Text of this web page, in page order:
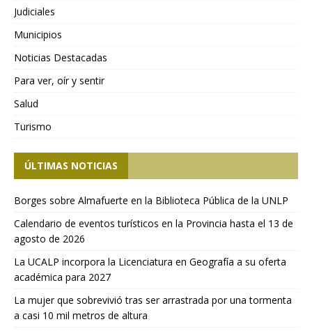
Judiciales
Municipios
Noticias Destacadas
Para ver, oír y sentir
Salud
Turismo
ÚLTIMAS NOTICIAS
Borges sobre Almafuerte en la Biblioteca Pública de la UNLP
Calendario de eventos turísticos en la Provincia hasta el 13 de
agosto de 2026
La UCALP incorpora la Licenciatura en Geografía a su oferta
académica para 2027
La mujer que sobrevivió tras ser arrastrada por una tormenta
a casi 10 mil metros de altura